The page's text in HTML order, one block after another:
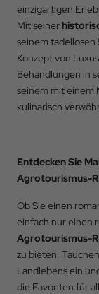
einzigartigen
Mit seiner
seinem
Konzept von
Behandlungen in
seinem mit einem
kulinarisch
Entdecken Sie
Agrotourismus-
Ob Sie einen
einfach nur einen
Agrotourismus-
zu bieten.
Landlebens ein
die Favoriten für